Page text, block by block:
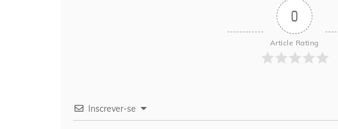
0
Article Rating
Inscrever-se